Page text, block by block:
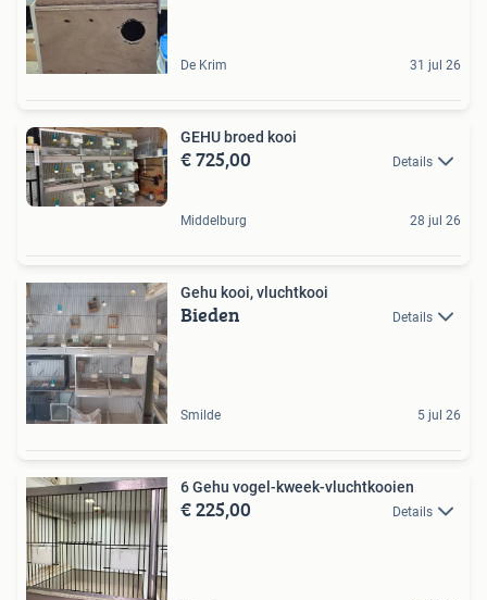
De Krim 31 jul 26
GEHU broed kooi
€ 725,00 Details
Middelburg 28 jul 26
Gehu kooi, vluchtkooi
Bieden Details
Smilde 5 jul 26
6 Gehu vogel-kweek-vluchtkooien
€ 225,00 Details